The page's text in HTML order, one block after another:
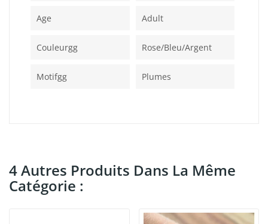
Age Adult
Couleurgg Rose/bleu/argent
Motifgg Plumes
4 Autres Produits Dans La Même
Catégorie :